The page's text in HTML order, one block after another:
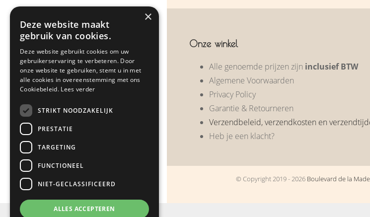
Zakelijke geschenken
Klantreacties
Nieuws
Contact
Webshop
Onze winkel
Alle genoemde prijzen zijn inclusief BTW
Algemene Voorwaarden
Privacy Policy
Garantie & Retourneren
Verzendbeleid, verzendkosten en
Heb je een klacht?
© Copyright 2019 - 2026 Boulevard de la
×
Deze website maakt
gebruik van cookies.
Deze website gebruikt cookies om uw
gebruikerservaring te verbeteren. Door
onze website te gebruiken, stemt u in met
alle cookies in overeenstemming met ons
Cookiebeleid. Lees verder
STRIKT NOODZAKELIJK
PRESTATIE
TARGETING
FUNCTIONEEL
NIET-GECLASSIFICEERD
ALLES ACCEPTEREN